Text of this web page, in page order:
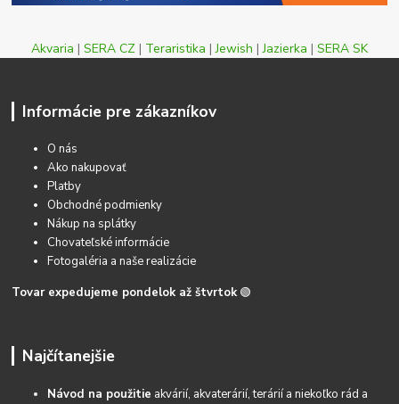
Akvaria | SERA CZ | Teraristika |Jewish |Jazierka | SERA SK
Informácie pre zákazníkov
O nás
Ako nakupovať
Platby
Obchodné podmienky
Nákup na splátky
Chovateľské informácie
Fotogaléria a naše realizácie
Tovar expedujeme pondelok až štvrtok 🟢
Najčítanejšie
Návod na použitie akvárií, akvaterárií, terárií a niekoľko rád a